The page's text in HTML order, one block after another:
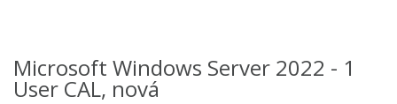
Microsoft Windows Server 2022 - 1
User CAL, nová